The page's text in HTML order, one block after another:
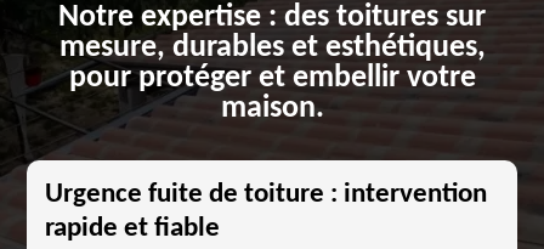
Notre expertise : des toitures sur
mesure, durables et esthétiques,
pour protéger et embellir votre
maison.
Urgence fuite de toiture : intervention
rapide et fiable